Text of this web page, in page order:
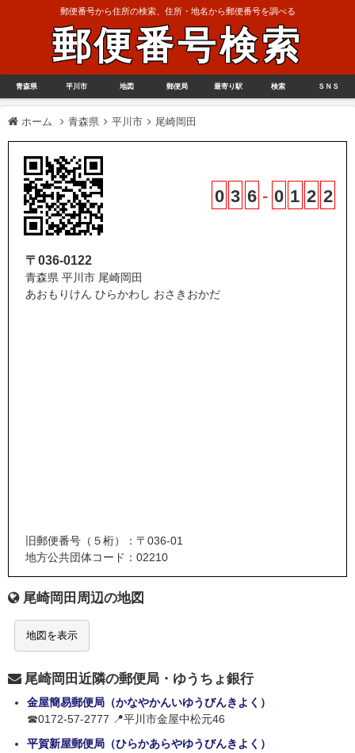
郵便番号から住所の検索、住所・地名から郵便番号を調べる
郵便番号検索
青森県 平川市 地図 郵便局 最寄り駅 検索 ＳＮＳ
ホーム 青森県 平川市 尾崎岡田
0 3 6 - 0 1 2 2
〒036-0122
青森県 平川市 尾崎岡田
あおもりけん ひらかわし おさきおかだ
旧郵便番号（５桁）：〒036-01
地方公共団体コード：02210
尾崎岡田周辺の地図
地図を表示
尾崎岡田近隣の郵便局・ゆうちょ銀行
金屋簡易郵便局（かなやかんいゆうびんきよく）
☎0172-57-2777 📍平川市金屋中松元46
平賀新屋郵便局（ひらかあらやゆうびんきよく）